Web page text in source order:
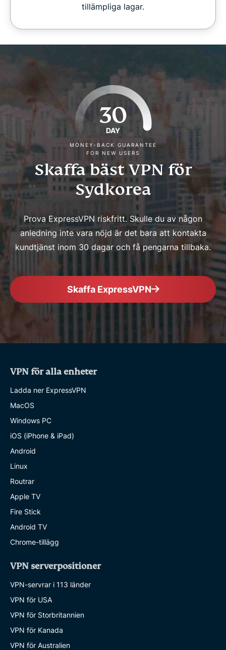
tillämpliga lagar.
30
DAY
MONEY-BACK GUARANTEE
FOR NEW USERS
Skaffa bäst VPN för
Sydkorea
Prova ExpressVPN riskfritt. Skulle du av någon
anledning inte vara nöjd är det bara att kontakta
kundtjänst inom 30 dagar och få pengarna tillbaka.
Skaffa ExpressVPN
VPN för alla enheter
Ladda ner ExpressVPN
MacOS
Windows PC
iOS (iPhone & iPad)
Android
Linux
Routrar
Apple TV
Fire Stick
Android TV
Chrome-tillägg
VPN serverpositioner
VPN-servrar i 113 länder
VPN för USA
VPN för Storbritannien
VPN för Kanada
VPN för Australien